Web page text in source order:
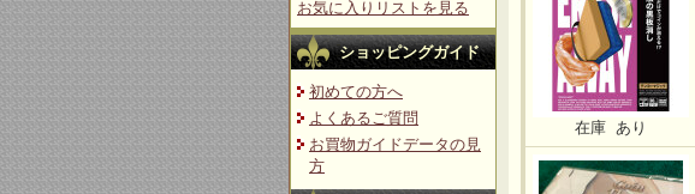
お気に入りリストを見る
ショッピングガイド
初めての方へ
よくあるご質問
お買物ガイドデータの見
方
在庫 あり